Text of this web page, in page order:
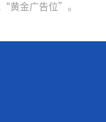
“黄金广告位”。